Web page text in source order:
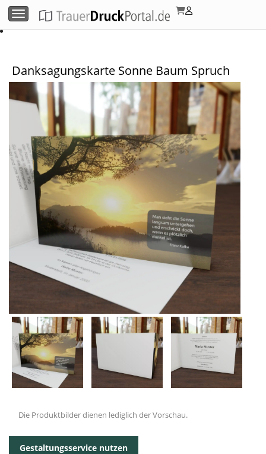
Menü umschalten
Danksagungskarte Sonne Baum Spruch
Die Produktbilder dienen lediglich der Vorschau.
Gestaltungsservice nutzen